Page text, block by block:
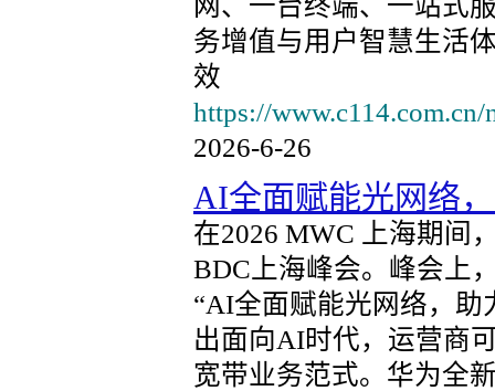
网、一台终端、一站式
务增值与用户智慧生活
效
https://
2026-6-26
AI全面赋能光网络
在2026 MWC 上海期间
BDC上海峰会。峰会上
“AI全面赋能光网络，助
出面向AI时代，运营商
宽带业务范式。华为全